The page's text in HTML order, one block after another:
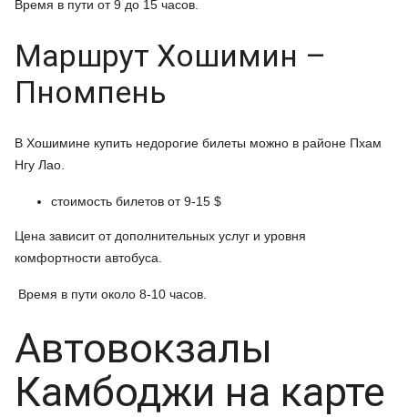
Время в пути от 9 до 15 часов.
Маршрут Хошимин –
Пномпень
В Хошимине купить недорогие билеты можно в районе Пхам
Нгу Лао.
стоимость билетов от 9-15 $
Цена зависит от дополнительных услуг и уровня
комфортности автобуса.
Время в пути около 8-10 часов.
Автовокзалы
Камбоджи на карте